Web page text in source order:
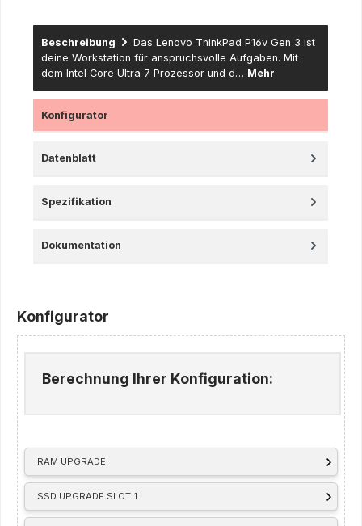
Beschreibung
Das Lenovo ThinkPad P16v Gen 3 ist
deine Workstation für anspruchsvolle Aufgaben. Mit
dem Intel Core Ultra 7 Prozessor und d… Mehr
Konfigurator
Datenblatt
Spezifikation
Dokumentation
Konfigurator
RAM UPGRADE
SSD UPGRADE SLOT 1
Berechnung Ihrer Konfiguration: